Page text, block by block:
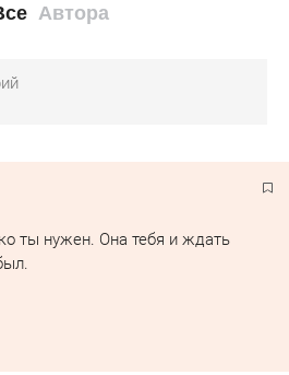
Автора
ты нужен. Она тебя и ждать